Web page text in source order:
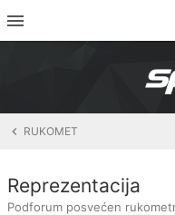
RUKOMET
Reprezentacija
Podforum posvećen